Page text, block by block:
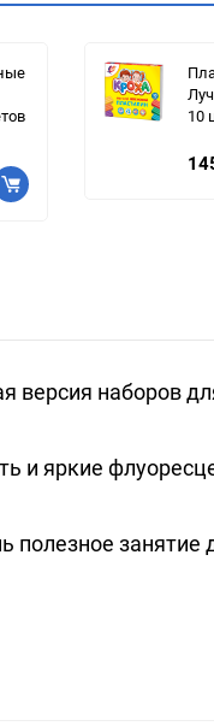
10
версия наборов
и яркие
полезное